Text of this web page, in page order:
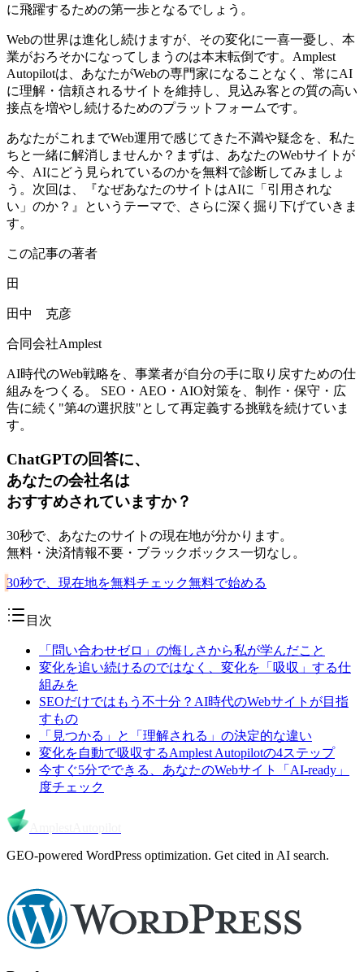
に飛躍するための第一歩となるでしょう。
Webの世界は進化し続けますが、その変化に一喜一憂し、本
業がおろそかになってしまうのは本末転倒です。Amplest
Autopilotは、あなたがWebの専門家になることなく、常にAI
に理解・信頼されるサイトを維持し、見込み客との質の高い
接点を増やし続けるためのプラットフォームです。
あなたがこれまでWeb運用で感じてきた不満や疑念を、私た
ちと一緒に解消しませんか？まずは、あなたのWebサイトが
今、AIにどう見られているのかを無料で診断してみましょ
う。次回は、『なぜあなたのサイトはAIに「引用されな
い」のか？』というテーマで、さらに深く掘り下げていきま
す。
この記事の著者
田
田中 克彦
合同会社Amplest
AI時代のWeb戦略を、事業者が自分の手に取り戻すための仕
組みをつくる。 SEO・AEO・AIO対策を、制作・保守・広
告に続く"第4の選択肢"として再定義する挑戦を続けていま
す。
ChatGPTの回答に、
あなたの会社名は
おすすめされていますか？
30秒で、あなたのサイトの現在地が分かります。
無料・決済情報不要・ブラックボックス一切なし。
30秒で、現在地を無料チェック無料で始める
目次
「問い合わせゼロ」の悔しさから私が学んだこと
変化を追い続けるのではなく、変化を「吸収」する仕
組みを
SEOだけではもう不十分？AI時代のWebサイトが目指
すもの
「見つかる」と「理解される」の決定的な違い
変化を自動で吸収するAmplest Autopilotの4ステップ
今すぐ5分でできる、あなたのWebサイト「AI-ready」
度チェック
GEO-powered WordPress optimization. Get cited in AI search.